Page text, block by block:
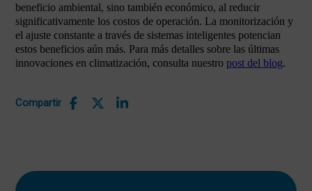
beneficio ambiental, sino también económico, al reducir
significativamente los costos de operación. La monitorización y
el ajuste constante a través de sistemas inteligentes potencian
estos beneficios aún más. Para más detalles sobre las últimas
innovaciones en climatización, consulta nuestro post del blog.
Compartir